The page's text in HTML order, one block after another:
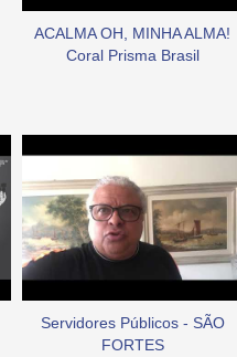
ACALMA OH, MINHA ALMA!
Coral Prisma Brasil
Servidores Públicos - SÃO
FORTES